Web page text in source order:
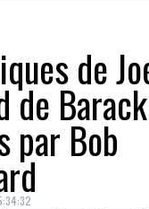
de
de
par Bob